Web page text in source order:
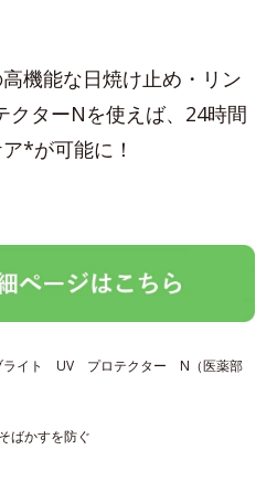
機能な日焼け止め・リン
クターNを使えば、24時間
*が可能に！
イト UV プロテクター N（医薬部
ばかすを防ぐ